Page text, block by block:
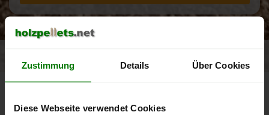
Zustimmung Details Über Cookies
Diese Webseite verwendet Cookies
5.084 Bewertungen
BundeslandSaarland